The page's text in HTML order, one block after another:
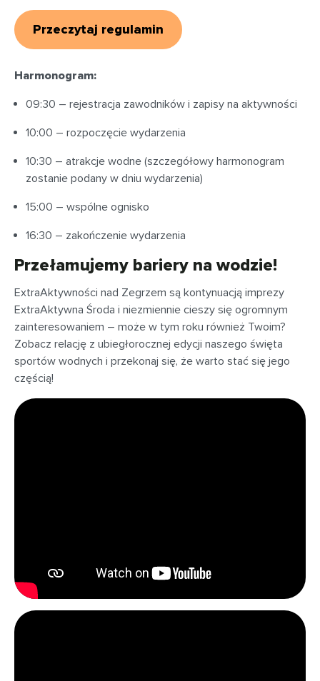
Przeczytaj regulamin
Harmonogram:
09:30 – rejestracja zawodników i zapisy na aktywności
10:00 – rozpoczęcie wydarzenia
10:30 – atrakcje wodne (szczegółowy harmonogram
zostanie podany w dniu wydarzenia)
15:00 – wspólne ognisko
16:30 – zakończenie wydarzenia
Przełamujemy bariery na wodzie!
ExtraAktywności nad Zegrzem są kontynuacją imprezy
ExtraAktywna Środa i niezmiennie cieszy się ogromnym
zainteresowaniem – może w tym roku również Twoim?
Zobacz relację z ubiegłorocznej edycji naszego święta
sportów wodnych i przekonaj się, że warto stać się jego
częścią!